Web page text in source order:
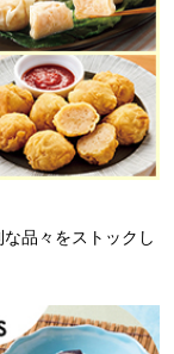
品々をストックし